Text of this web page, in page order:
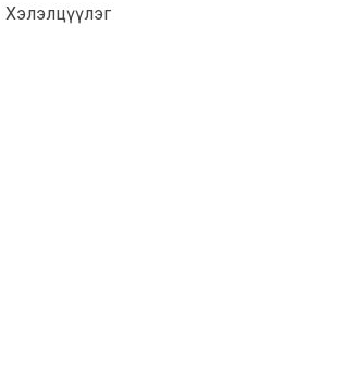
Хэлэлцүүлэг